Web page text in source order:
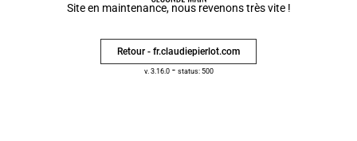
Site en maintenance, nous revenons très vite !
Retour - fr.claudiepierlot.com
v. 3.16.0- status: 500